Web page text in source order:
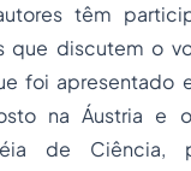
têm
que discutem o
foi apresentado
na Áustria e
de Ciência,